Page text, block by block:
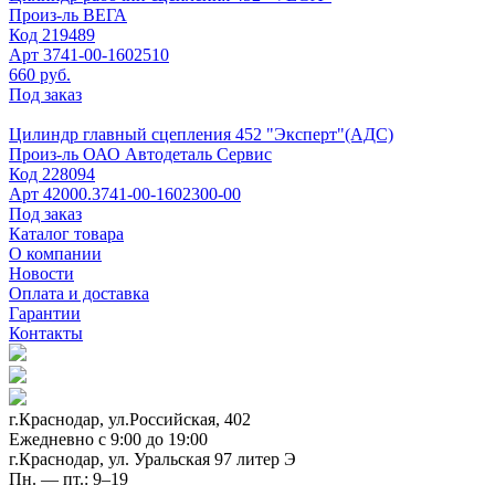
Произ-ль ВЕГА
Код 219489
Арт 3741-00-1602510
660 руб.
Под заказ
Цилиндр главный сцепления 452 "Эксперт"(АДС)
Произ-ль ОАО Автодеталь Сервис
Код 228094
Арт 42000.3741-00-1602300-00
Под заказ
Каталог товара
О компании
Новости
Оплата и доставка
Гарантии
Контакты
г.Краснодар, ул.Российская, 402
Ежедневно c 9:00 до 19:00
г.Краснодар, ул. Уральская 97 литер Э
Пн. — пт.: 9–19